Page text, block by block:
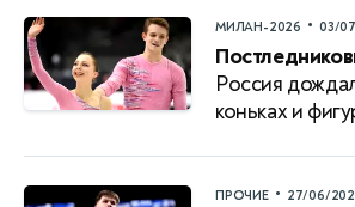
МИЛАН-2026 • 03/
Россия
коньках и
ПРОЧИЕ • 27/06/